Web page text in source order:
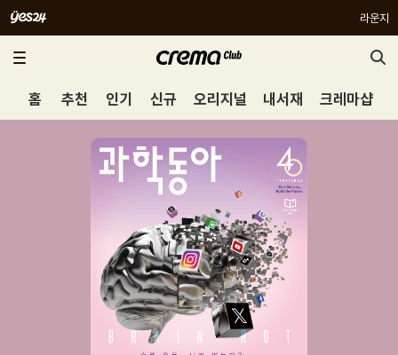
라운지
홈 추천 인기 신규 오리지널 내서재 크레마샵